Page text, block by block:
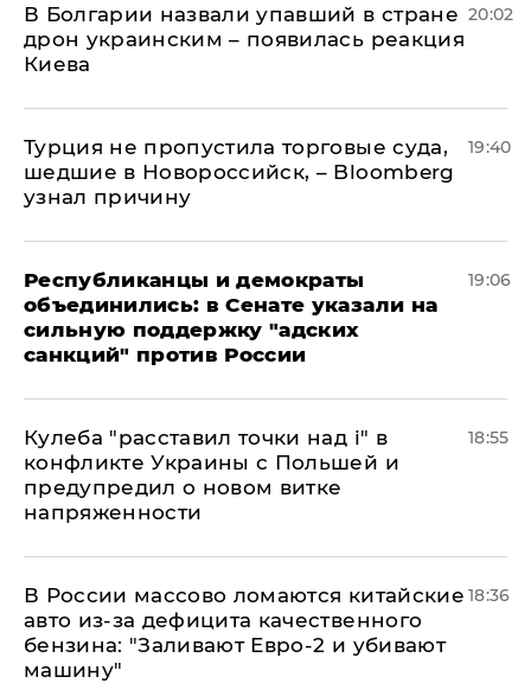
В Болгарии назвали упавший в стране
дрон украинским – появилась реакция
Киева
20:02
Турция не пропустила торговые суда,
шедшие в Новороссийск, – Bloomberg
узнал причину
19:40
Республиканцы и демократы
объединились: в Сенате указали на
сильную поддержку "адских
санкций" против России
19:06
Кулеба "расставил точки над і" в
конфликте Украины с Польшей и
предупредил о новом витке
напряженности
18:55
В России массово ломаются китайские
авто из-за дефицита качественного
бензина: "Заливают Евро-2 и убивают
машину"
18:36